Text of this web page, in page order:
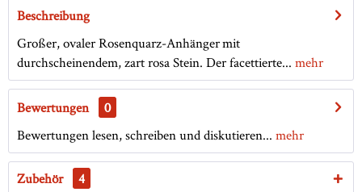
Beschreibung
Großer, ovaler Rosenquarz-Anhänger mit
durchscheinendem, zart rosa Stein. Der facettierte... mehr
Bewertungen
0
Bewertungen lesen, schreiben und diskutieren... mehr
Zubehör 4